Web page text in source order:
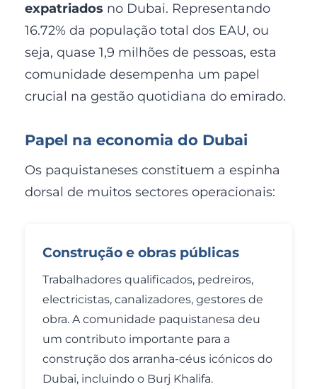
expatriados no Dubai. Representando
16.72% da população total dos EAU, ou
seja, quase 1,9 milhões de pessoas, esta
comunidade desempenha um papel
crucial na gestão quotidiana do emirado.
Papel na economia do Dubai
Os paquistaneses constituem a espinha
dorsal de muitos sectores operacionais:
Construção e obras públicas
Trabalhadores qualificados, pedreiros,
electricistas, canalizadores, gestores de
obra. A comunidade paquistanesa deu
um contributo importante para a
construção dos arranha-céus icónicos do
Dubai, incluindo o Burj Khalifa.